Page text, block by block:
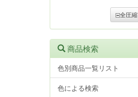
全圧縮
商品検索
色別商品一覧リスト
色による検索